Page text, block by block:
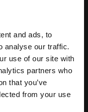
and ads, to
analyse our traffic.
use of our site with
partners who
that you’ve
from your use